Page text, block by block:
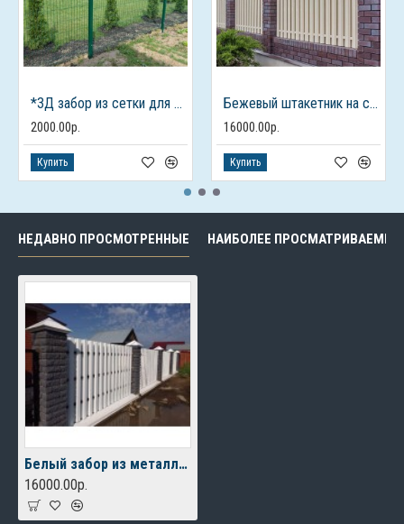
*3Д забор из сетки для дачного дома
2000.00р.
Купить
Бежевый штакетник на столбах из кирпича
16000.00р.
Купить
НЕДАВНО ПРОСМОТРЕННЫЕ НАИБОЛЕЕ ПРОСМАТРИВАЕМЫЕ
Белый забор из металлического штакетника
16000.00р.